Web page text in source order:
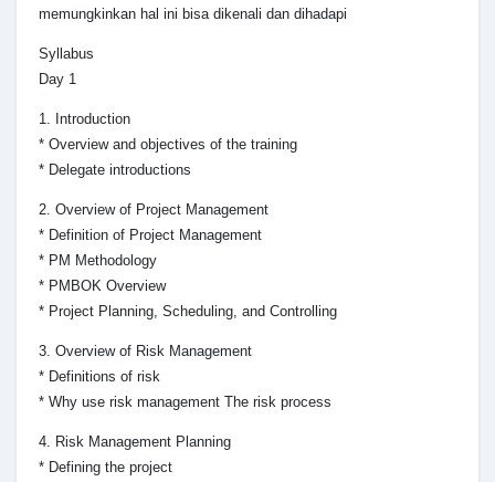
memungkinkan hal ini bisa dikenali dan dihadapi
Syllabus
Day 1
1. Introduction
* Overview and objectives of the training
* Delegate introductions
2. Overview of Project Management
* Definition of Project Management
* PM Methodology
* PMBOK Overview
* Project Planning, Scheduling, and Controlling
3. Overview of Risk Management
* Definitions of risk
* Why use risk management The risk process
4. Risk Management Planning
* Defining the project